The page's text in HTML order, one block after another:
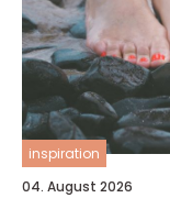
inspiration
04. August 2026